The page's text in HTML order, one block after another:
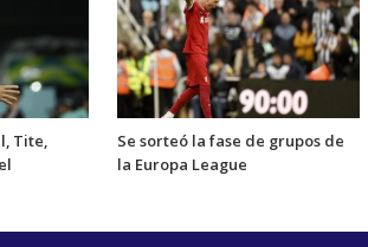
Tite,
Se sorteó la fase de grupos de
la Europa League